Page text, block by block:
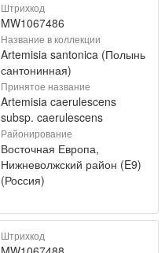
Штрихкод
MW1067486
Название в коллекции
Artemisia santonica (Полынь
сантонинная)
Принятое название
Artemisia caerulescens
subsp. caerulescens
Районирование
Восточная Европа,
Нижневолжский район (E9)
(Россия)
Штрихкод